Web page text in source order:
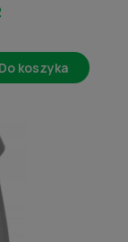
Do koszyka